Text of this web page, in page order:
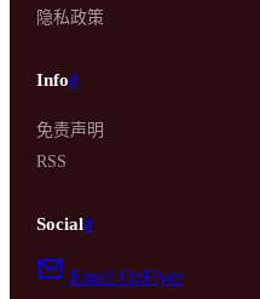
隐私政策
Info#
免责声明
RSS
Social#
Email OzFlyer